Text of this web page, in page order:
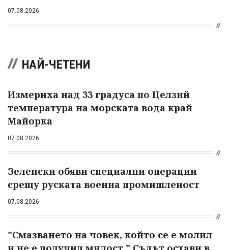
07.08.2026
НАЙ-ЧЕТЕНИ
Измериха над 33 градуса по Целзий
температура на морската вода край
Майорка
07.08.2026
Зеленски обяви специални операции
срещу руската военна промишленост
07.08.2026
"Смазването на човек, който се е молил